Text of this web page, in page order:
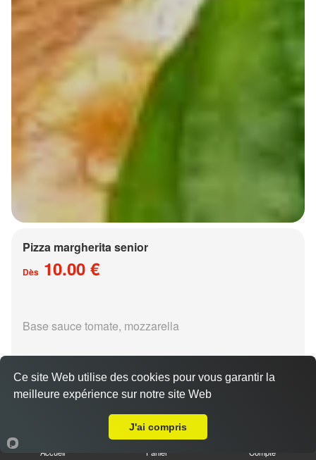
Pizza margherita senior
Dès 10.00 €
Base sauce tomate, mozzarella
15.00 €
Accueil Panier Compte
Ce site Web utilise des cookies pour vous garantir la
meilleure expérience sur notre site Web
J'ai compris